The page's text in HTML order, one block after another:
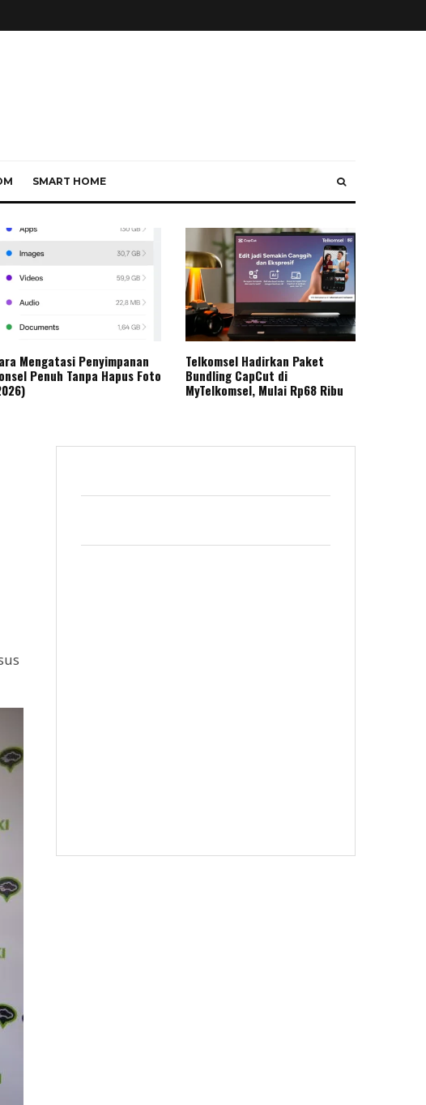
SMART HOME
Mengatasi Penyimpanan
Penuh Tanpa Hapus Foto
Telkomsel Hadirkan Paket
Bundling CapCut di
MyTelkomsel, Mulai Rp68 Ribu